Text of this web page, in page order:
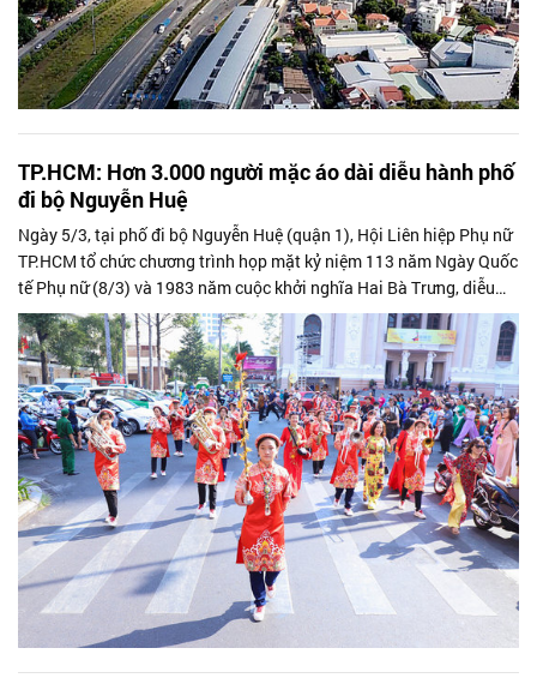
TP.HCM: Hơn 3.000 người mặc áo dài diễu hành phố
đi bộ Nguyễn Huệ
Ngày 5/3, tại phố đi bộ Nguyễn Huệ (quận 1), Hội Liên hiệp Phụ nữ
TP.HCM tổ chức chương trình họp mặt kỷ niệm 113 năm Ngày Quốc
tế Phụ nữ (8/3) và 1983 năm cuộc khởi nghĩa Hai Bà Trưng, diễu
hành áo dài...